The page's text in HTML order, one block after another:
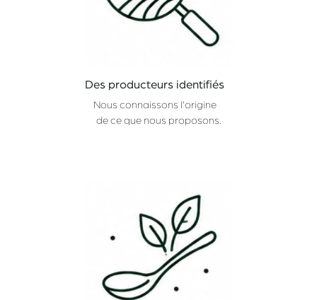
Des producteurs identifiés
Nous connaissons l'origine
de ce que nous proposons.